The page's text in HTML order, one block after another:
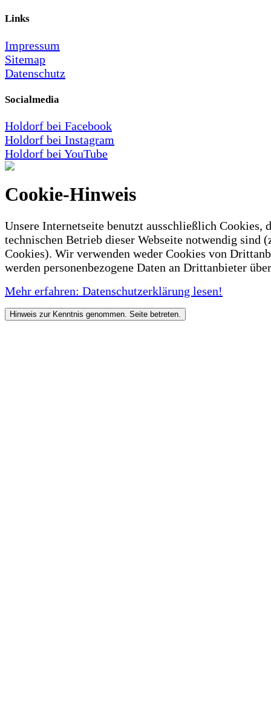
Links
Impressum
Sitemap
Datenschutz
Socialmedia
Holdorf bei Facebook
Holdorf bei Instagram
Holdorf bei YouTube
Cookie-Hinweis
Unsere Internetseite benutzt ausschließlich Cookies,
technischen Betrieb dieser Webseite notwendig sind
Cookies). Wir verwenden weder Cookies von
werden personenbezogene Daten an Drittanbieter
Mehr erfahren: Datenschutzerklärung lesen!
Hinweis zur Kenntnis genommen. Seite betreten.